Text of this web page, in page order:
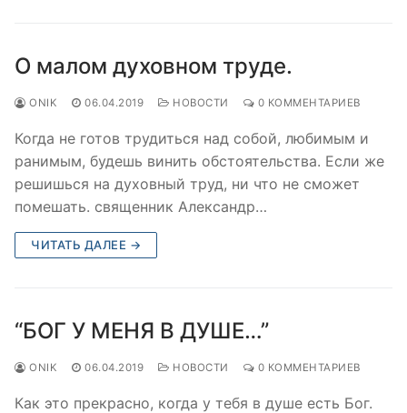
О малом духовном труде.
ONIK 06.04.2019 НОВОСТИ 0 КОММЕНТАРИЕВ
Когда не готов трудиться над собой, любимым и
ранимым, будешь винить обстоятельства. Если же
решишься на духовный труд, ни что не сможет
помешать. священник Александр…
ЧИТАТЬ ДАЛЕЕ →
“БОГ У МЕНЯ В ДУШЕ…”
ONIK 06.04.2019 НОВОСТИ 0 КОММЕНТАРИЕВ
Как это прекрасно, когда у тебя в душе есть Бог.